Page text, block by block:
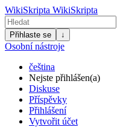
WikiSkripta WikiSkripta
Přihlaste se ↓
Osobní nástroje
čeština
Nejste přihlášen(a)
Diskuse
Příspěvky
Přihlášení
Vytvořit účet